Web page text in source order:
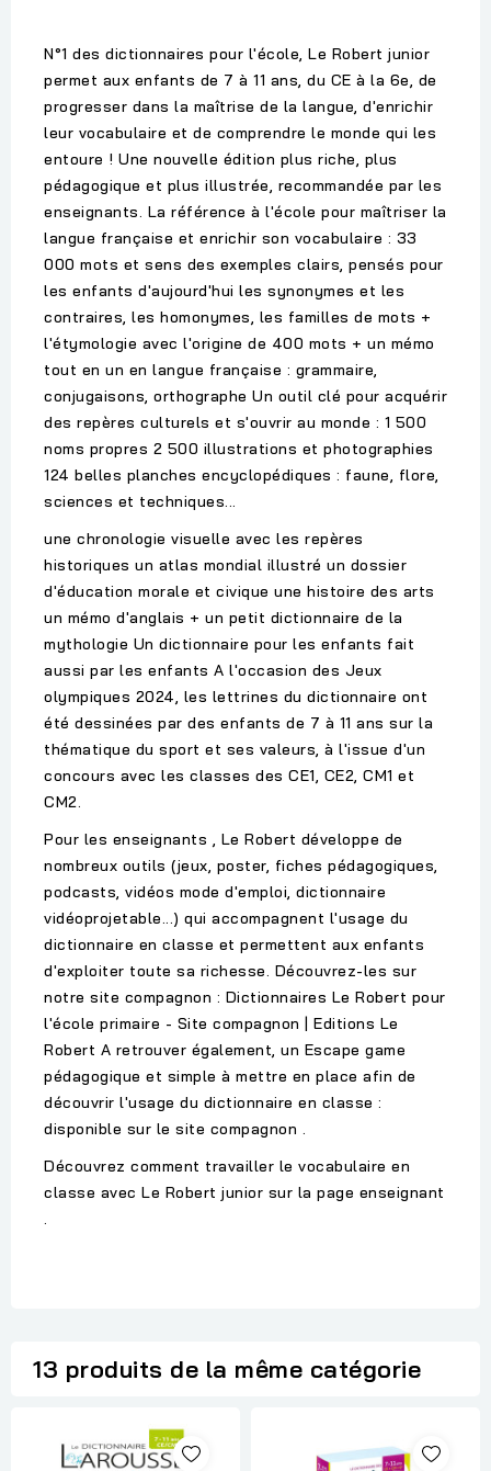
N°1 des dictionnaires pour l'école, Le Robert junior
permet aux enfants de 7 à 11 ans, du CE à la 6e, de
progresser dans la maîtrise de la langue, d'enrichir
leur vocabulaire et de comprendre le monde qui les
entoure ! Une nouvelle édition plus riche, plus
pédagogique et plus illustrée, recommandée par les
enseignants. La référence à l'école pour maîtriser la
langue française et enrichir son vocabulaire : 33
000 mots et sens des exemples clairs, pensés pour
les enfants d'aujourd'hui les synonymes et les
contraires, les homonymes, les familles de mots +
l'étymologie avec l'origine de 400 mots + un mémo
tout en un en langue française : grammaire,
conjugaisons, orthographe Un outil clé pour acquérir
des repères culturels et s'ouvrir au monde : 1 500
noms propres 2 500 illustrations et photographies
124 belles planches encyclopédiques : faune, flore,
sciences et techniques...
une chronologie visuelle avec les repères
historiques un atlas mondial illustré un dossier
d'éducation morale et civique une histoire des arts
un mémo d'anglais + un petit dictionnaire de la
mythologie Un dictionnaire pour les enfants fait
aussi par les enfants A l'occasion des Jeux
olympiques 2024, les lettrines du dictionnaire ont
été dessinées par des enfants de 7 à 11 ans sur la
thématique du sport et ses valeurs, à l'issue d'un
concours avec les classes des CE1, CE2, CM1 et
CM2.
Pour les enseignants , Le Robert développe de
nombreux outils (jeux, poster, fiches pédagogiques,
podcasts, vidéos mode d'emploi, dictionnaire
vidéoprojetable...) qui accompagnent l'usage du
dictionnaire en classe et permettent aux enfants
d'exploiter toute sa richesse. Découvrez-les sur
notre site compagnon : Dictionnaires Le Robert pour
l'école primaire - Site compagnon | Editions Le
Robert A retrouver également, un Escape game
pédagogique et simple à mettre en place afin de
découvrir l'usage du dictionnaire en classe :
disponible sur le site compagnon .
Découvrez comment travailler le vocabulaire en
classe avec Le Robert junior sur la page enseignant
.
13 produits de la même catégorie